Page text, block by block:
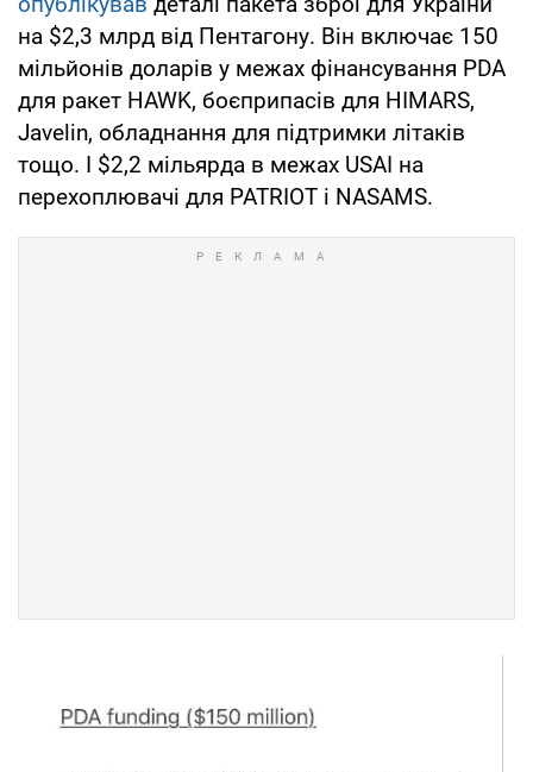
на $2,3 млрд від Пентагону. Він включає 150
мільйонів доларів у межах фінансування PDA
для ракет HAWK, боєприпасів для HIMARS,
Javelin, обладнання для підтримки літаків
тощо. І $2,2 мільярда в межах USAI на
перехоплювачі для PATRIOT і NASAMS.